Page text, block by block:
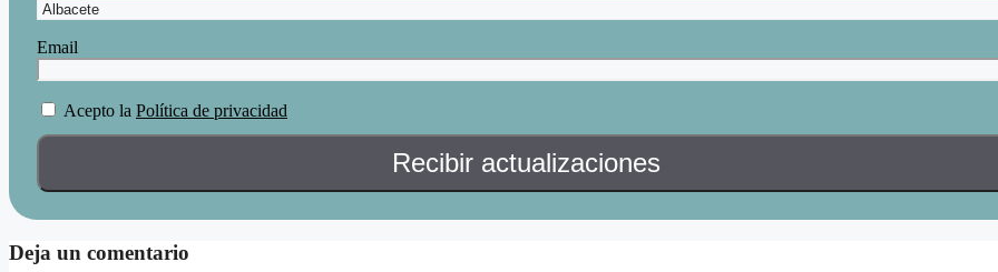
Email
Acepto la Política de privacidad
Deja un comentario